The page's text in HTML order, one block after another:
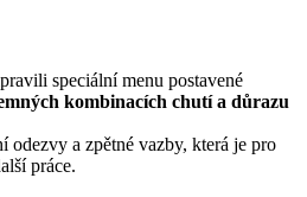
speciální menu postavené
kombinacích chutí a důrazu
odezvy a zpětné vazby, která je pro
práce.